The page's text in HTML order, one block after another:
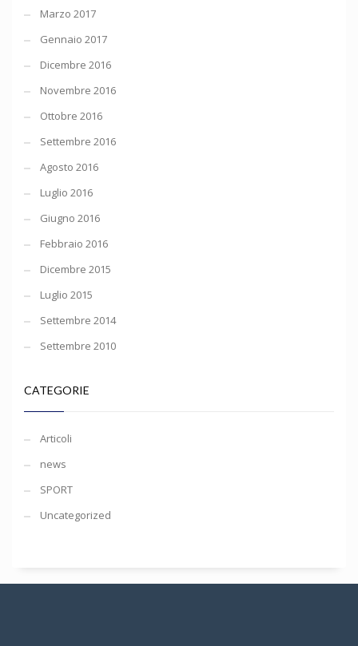
Marzo 2017
Gennaio 2017
Dicembre 2016
Novembre 2016
Ottobre 2016
Settembre 2016
Agosto 2016
Luglio 2016
Giugno 2016
Febbraio 2016
Dicembre 2015
Luglio 2015
Settembre 2014
Settembre 2010
CATEGORIE
Articoli
news
SPORT
Uncategorized